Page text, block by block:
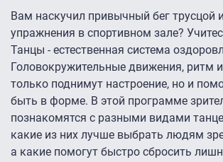
Вам наскучил привычный бег трусцой
упражнения в спортивном зале?
Танцы - естественная система
Головокружительные движения, ритм
только поднимут настроение, но и
быть в форме. В этой программе
познакомятся с разными видами
какие из них лучше выбрать людям
а какие помогут быстро сбросить